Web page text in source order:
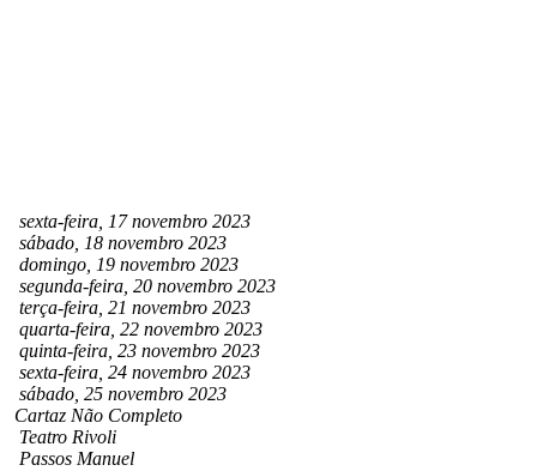
sexta-feira, 17 novembro 2023
sábado, 18 novembro 2023
domingo, 19 novembro 2023
segunda-feira, 20 novembro 2023
terça-feira, 21 novembro 2023
quarta-feira, 22 novembro 2023
quinta-feira, 23 novembro 2023
sexta-feira, 24 novembro 2023
sábado, 25 novembro 2023
Cartaz Não Completo
Teatro Rivoli
Passos Manuel